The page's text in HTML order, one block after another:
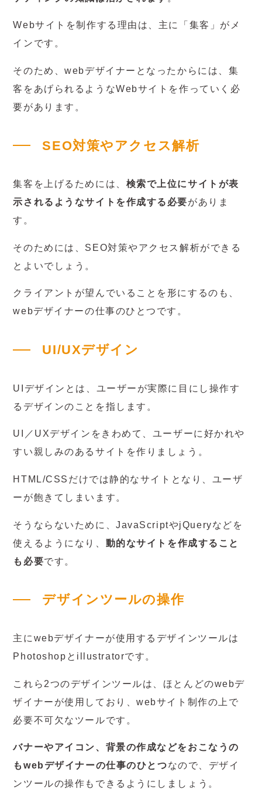
Webサイトを制作する理由は、主に「集客」がメ
インです。
そのため、webデザイナーとなったからには、集
客をあげられるようなWebサイトを作っていく必
要があります。
SEO対策やアクセス解析
集客を上げるためには、 検索で上位にサイトが表
示されるようなサイトを作成する必要がありま
す。
そのためには、SEO対策やアクセス解析ができる
とよいでしょう。
クライアントが望んでいることを形にするのも、
webデザイナーの仕事のひとつです。
UI/UXデザイン
UIデザインとは、ユーザーが実際に目にし操作す
るデザインのことを指します。
UI／UXデザインをきわめて、ユーザーに好かれや
すい親しみのあるサイトを作りましょう。
HTML/CSSだけでは静的なサイトとなり、ユーザ
ーが飽きてしまいます。
そうならないために、JavaScriptやjQueryなどを
使えるようになり、 動的なサイトを作成すること
も必要です。
デザインツールの操作
主にwebデザイナーが使用するデザインツールは
Photoshopとillustratorです。
これら2つのデザインツールは、ほとんどのwebデ
ザイナーが使用しており、webサイト制作の上で
必要不可欠なツールです。
バナーやアイコン、背景の作成などをおこなうの
もwebデザイナーの仕事のひとつなので、デザイ
ンツールの操作もできるようにしましょう。